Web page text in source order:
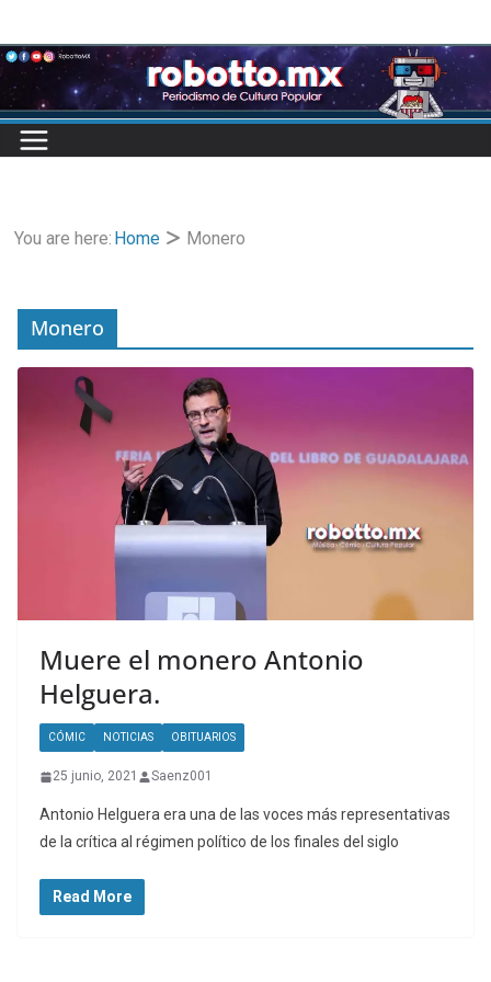
to
content
You are here: Home Monero
Monero
Muere el monero Antonio
Helguera.
CÓMIC NOTICIAS OBITUARIOS
25 junio, 2021 Saenz001
Antonio Helguera era una de las voces más representativas
de la crítica al régimen político de los finales del siglo
Read More